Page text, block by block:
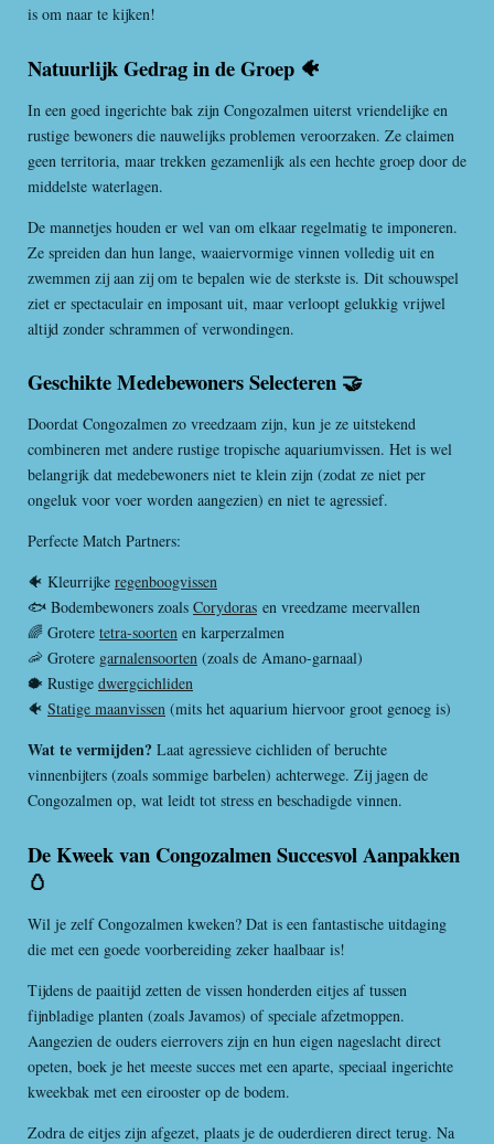
is om naar te kijken!
Natuurlijk Gedrag in de Groep 🐠
In een goed ingerichte bak zijn Congozalmen uiterst vriendelijke en
rustige bewoners die nauwelijks problemen veroorzaken. Ze claimen
geen territoria, maar trekken gezamenlijk als een hechte groep door de
middelste waterlagen.
De mannetjes houden er wel van om elkaar regelmatig te imponeren.
Ze spreiden dan hun lange, waaiervormige vinnen volledig uit en
zwemmen zij aan zij om te bepalen wie de sterkste is. Dit schouwspel
ziet er spectaculair en imposant uit, maar verloopt gelukkig vrijwel
altijd zonder schrammen of verwondingen.
Geschikte Medebewoners Selecteren 🤝
Doordat Congozalmen zo vreedzaam zijn, kun je ze uitstekend
combineren met andere rustige tropische aquariumvissen. Het is wel
belangrijk dat medebewoners niet te klein zijn (zodat ze niet per
ongeluk voor voer worden aangezien) en niet te agressief.
Perfecte Match Partners:
🐠 Kleurrijke regenboogvissen
🐟 Bodembewoners zoals Corydoras en vreedzame meervallen
🌈 Grotere tetra-soorten en karperzalmen
🦐 Grotere garnalensoorten (zoals de Amano-garnaal)
🐡 Rustige dwergcichliden
🐠 Statige maanvissen (mits het aquarium hiervoor groot genoeg is)
Wat te vermijden? Laat agressieve cichliden of beruchte
vinnenbijters (zoals sommige barbelen) achterwege. Zij jagen de
Congozalmen op, wat leidt tot stress en beschadigde vinnen.
De Kweek van Congozalmen Succesvol Aanpakken
🥚
Wil je zelf Congozalmen kweken? Dat is een fantastische uitdaging
die met een goede voorbereiding zeker haalbaar is!
Tijdens de paaitijd zetten de vissen honderden eitjes af tussen
fijnbladige planten (zoals Javamos) of speciale afzetmoppen.
Aangezien de ouders eierrovers zijn en hun eigen nageslacht direct
opeten, boek je het meeste succes met een aparte, speciaal ingerichte
kweekbak met een eirooster op de bodem.
Zodra de eitjes zijn afgezet, plaats je de ouderdieren direct terug. Na